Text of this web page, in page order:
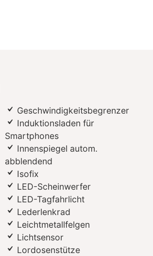
Geschwindigkeitsbegrenzer
Induktionsladen für
Smartphones
Innenspiegel autom.
abblendend
Isofix
LED-Scheinwerfer
LED-Tagfahrlicht
Lederlenkrad
Leichtmetallfelgen
Lichtsensor
Lordosenstütze